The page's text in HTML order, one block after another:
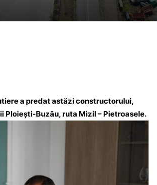
a predat astăzi constructorului,
Ploiești-Buzău, ruta Mizil – Pietroasele.